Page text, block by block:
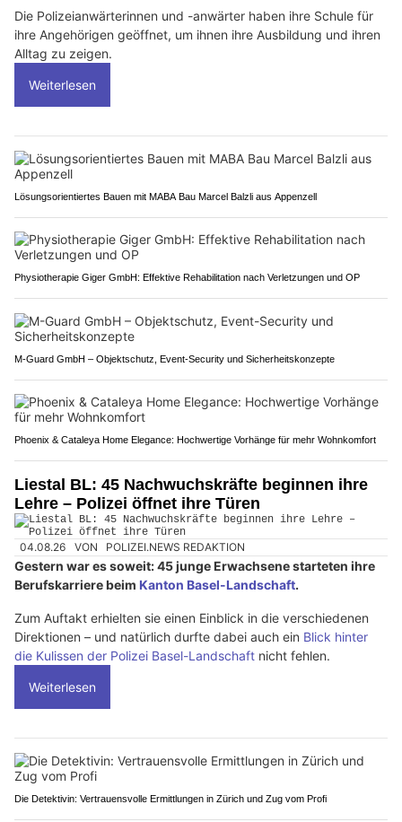
Die Polizeianwärterinnen und -anwärter haben ihre Schule für
ihre Angehörigen geöffnet, um ihnen ihre Ausbildung und ihren
Alltag zu zeigen.
Weiterlesen
Lösungsorientiertes Bauen mit MABA Bau Marcel Balzli aus Appenzell
Physiotherapie Giger GmbH: Effektive Rehabilitation nach Verletzungen und OP
M-Guard GmbH – Objektschutz, Event-Security und Sicherheitskonzepte
Phoenix & Cataleya Home Elegance: Hochwertige Vorhänge für mehr Wohnkomfort
Liestal BL: 45 Nachwuchskräfte beginnen ihre
Lehre – Polizei öffnet ihre Türen
04.08.26 VON POLIZEI.NEWS REDAKTION
Gestern war es soweit: 45 junge Erwachsene starteten ihre
Berufskarriere beim Kanton Basel-Landschaft.
Zum Auftakt erhielten sie einen Einblick in die verschiedenen
Direktionen – und natürlich durfte dabei auch ein Blick hinter
die Kulissen der Polizei Basel-Landschaft nicht fehlen.
Weiterlesen
Die Detektivin: Vertrauensvolle Ermittlungen in Zürich und Zug vom Profi